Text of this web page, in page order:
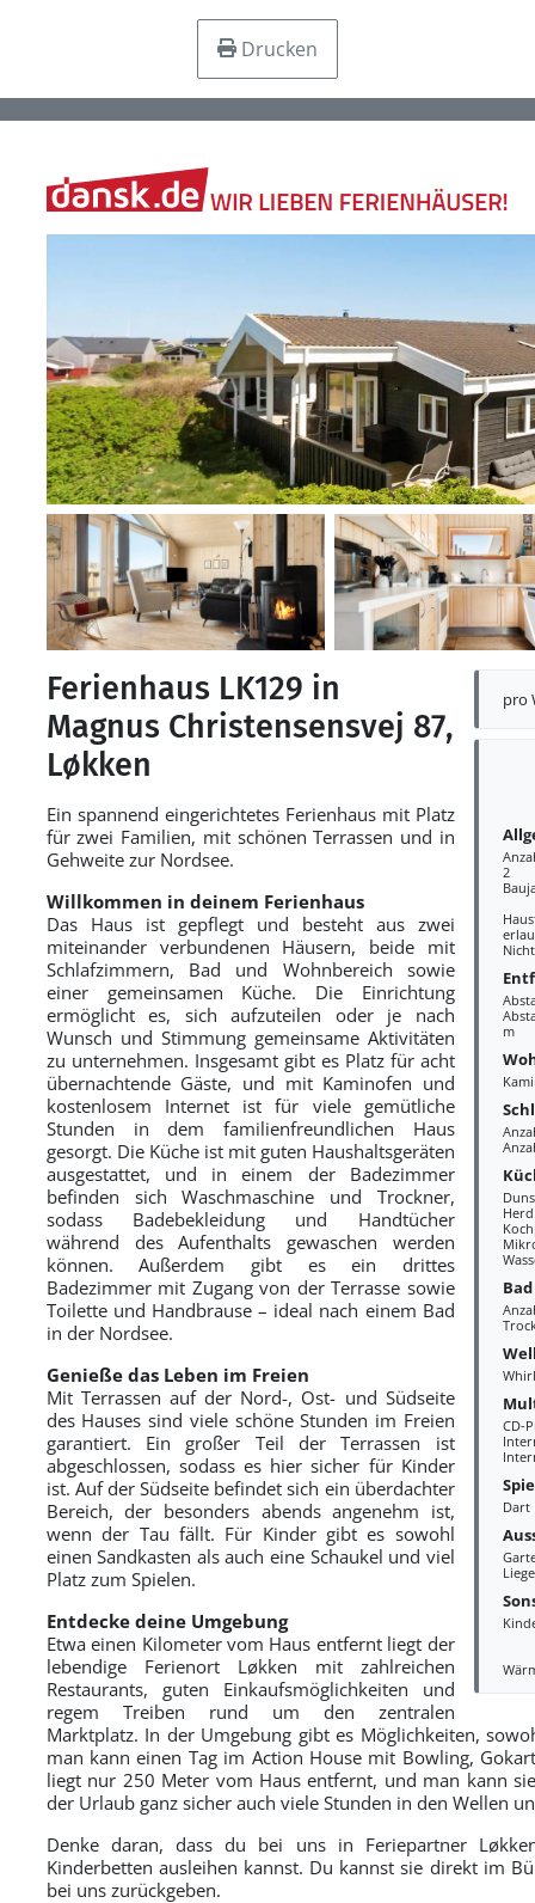
Drucken
pro
2
m
Herd
Bad
CD-
Dart
Ferienhaus LK129 in
Magnus Christensensvej 87,
Løkken
Ein spannend eingerichtetes Ferienhaus mit Platz
für zwei Familien, mit schönen Terrassen und in
Gehweite zur Nordsee.
Willkommen in deinem Ferienhaus
Das Haus ist gepflegt und besteht aus zwei
miteinander verbundenen Häusern, beide mit
Schlafzimmern, Bad und Wohnbereich sowie
einer gemeinsamen Küche. Die Einrichtung
ermöglicht es, sich aufzuteilen oder je nach
Wunsch und Stimmung gemeinsame Aktivitäten
zu unternehmen. Insgesamt gibt es Platz für acht
übernachtende Gäste, und mit Kaminofen und
kostenlosem Internet ist für viele gemütliche
Stunden in dem familienfreundlichen Haus
gesorgt. Die Küche ist mit guten Haushaltsgeräten
ausgestattet, und in einem der Badezimmer
befinden sich Waschmaschine und Trockner,
sodass Badebekleidung und Handtücher
während des Aufenthalts gewaschen werden
können. Außerdem gibt es ein drittes
Badezimmer mit Zugang von der Terrasse sowie
Toilette und Handbrause – ideal nach einem Bad
in der Nordsee.
Genieße das Leben im Freien
Mit Terrassen auf der Nord-, Ost- und Südseite
des Hauses sind viele schöne Stunden im Freien
garantiert. Ein großer Teil der Terrassen ist
abgeschlossen, sodass es hier sicher für Kinder
ist. Auf der Südseite befindet sich ein überdachter
Bereich, der besonders abends angenehm ist,
wenn der Tau fällt. Für Kinder gibt es sowohl
einen Sandkasten als auch eine Schaukel und viel
Platz zum Spielen.
Entdecke deine Umgebung
Etwa einen Kilometer vom Haus entfernt liegt der
lebendige Ferienort Løkken mit zahlreichen
Restaurants, guten Einkaufsmöglichkeiten und
regem Treiben rund um den zentralen
Marktplatz. In der Umgebung gibt es Möglichkeiten,
man kann einen Tag im Action House mit Bowling,
liegt nur 250 Meter vom Haus entfernt, und man kann
der Urlaub ganz sicher auch viele Stunden in den Wellen
Denke daran, dass du bei uns in Feriepartner
Kinderbetten ausleihen kannst. Du kannst sie direkt im
bei uns zurückgeben.